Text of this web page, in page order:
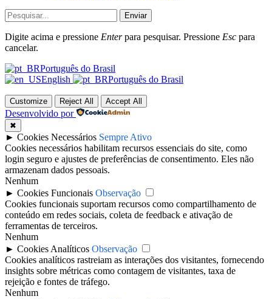
Enviar
Digite acima e pressione Enterpara pesquisar. Pressione Esc para
cancelar.
Português do Brasil
English
Português do Brasil
Customize Reject All Accept All
Desenvolvido por
✖
► Cookies Necessários Sempre Ativo
Cookies necessários habilitam recursos essenciais do site, como
login seguro e ajustes de preferências de consentimento. Eles não
armazenam dados pessoais.
Nenhum
► Cookies Funcionais Observação
Cookies funcionais suportam recursos como compartilhamento de
conteúdo em redes sociais, coleta de feedback e ativação de
ferramentas de terceiros.
Nenhum
► Cookies Analíticos Observação
Cookies analíticos rastreiam as interações dos visitantes, fornecendo
insights sobre métricas como contagem de visitantes, taxa de
rejeição e fontes de tráfego.
Nenhum